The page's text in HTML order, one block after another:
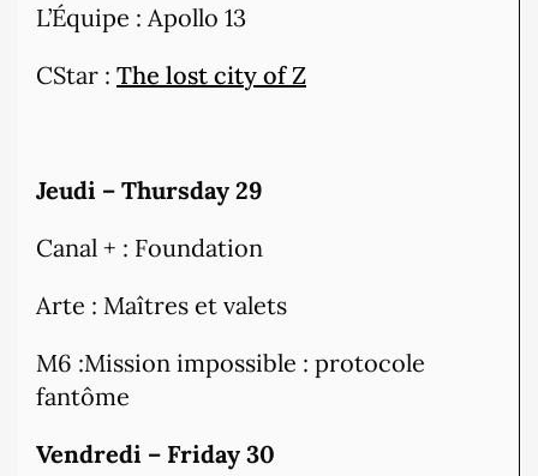
L’Équipe : Apollo 13
CStar : The lost city of Z
Jeudi – Thursday 29
Canal + : Foundation
Arte : Maîtres et valets
M6 :Mission impossible : protocole
fantôme
Vendredi – Friday 30